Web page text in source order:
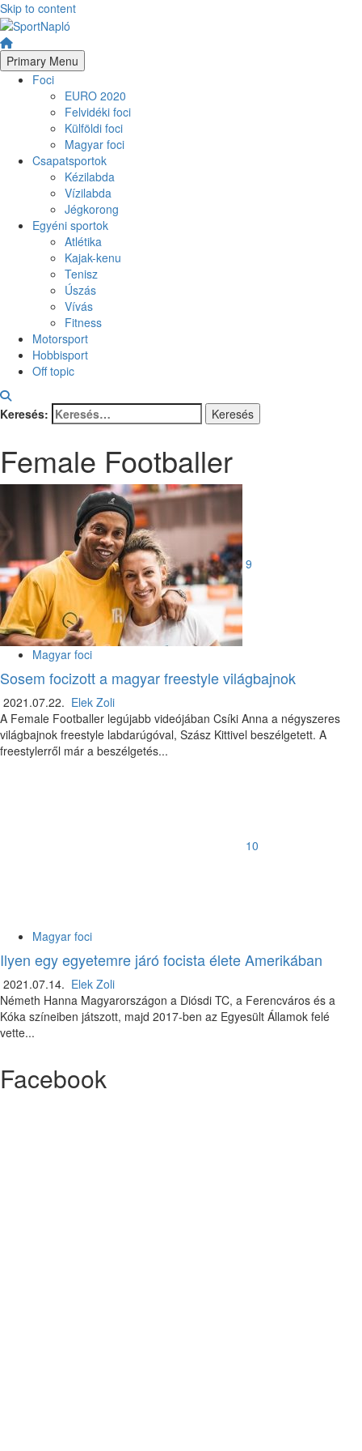
Skip to content
Primary Menu
Foci
EURO 2020
Felvidéki foci
Külföldi foci
Magyar foci
Csapatsportok
Kézilabda
Vízilabda
Jégkorong
Egyéni sportok
Atlétika
Kajak-kenu
Tenisz
Úszás
Vívás
Fitness
Motorsport
Hobbisport
Off topic
Keresés:
Female Footballer
9
Magyar foci
Sosem focizott a magyar freestyle világbajnok
2021.07.22. Elek Zoli
A Female Footballer legújabb videójában Csíki Anna a négyszeres
világbajnok freestyle labdarúgóval, Szász Kittivel beszélgetett. A
freestylerről már a beszélgetés...
10
Magyar foci
Ilyen egy egyetemre járó focista élete Amerikában
2021.07.14. Elek Zoli
Németh Hanna Magyarországon a Diósdi TC, a Ferencváros és a
Kóka színeiben játszott, majd 2017-ben az Egyesült Államok felé
vette...
Facebook